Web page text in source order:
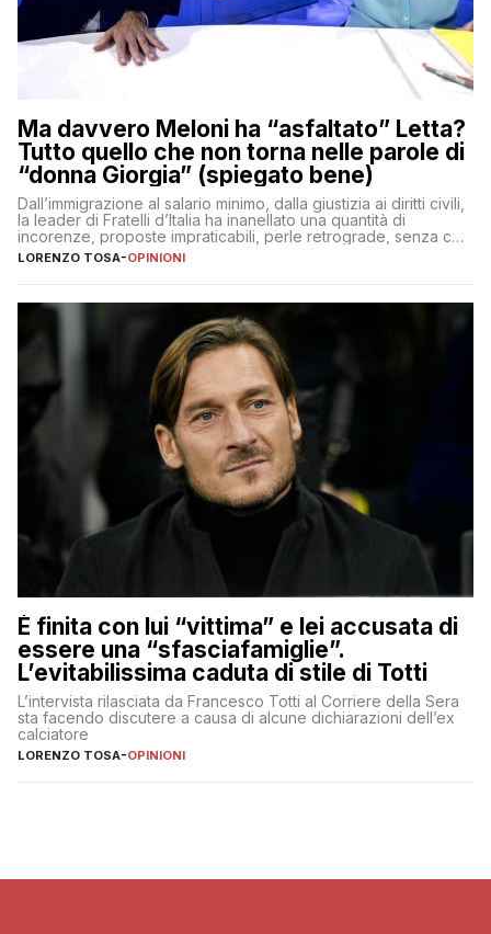
Ma davvero Meloni ha “asfaltato” Letta?
Tutto quello che non torna nelle parole di
“donna Giorgia” (spiegato bene)
Dall’immigrazione al salario minimo, dalla giustizia ai diritti civili,
la leader di Fratelli d’Italia ha inanellato una quantità di
incorenze, proposte impraticabili, perle retrograde, senza che
nessuno – a destra come a sinistra – glielo abbia fatto notare
LORENZO TOSA-OPINIONI
È finita con lui “vittima” e lei accusata di
essere una “sfasciafamiglie”.
L’evitabilissima caduta di stile di Totti
L’intervista rilasciata da Francesco Totti al Corriere della Sera
sta facendo discutere a causa di alcune dichiarazioni dell’ex
calciatore
LORENZO TOSA-OPINIONI